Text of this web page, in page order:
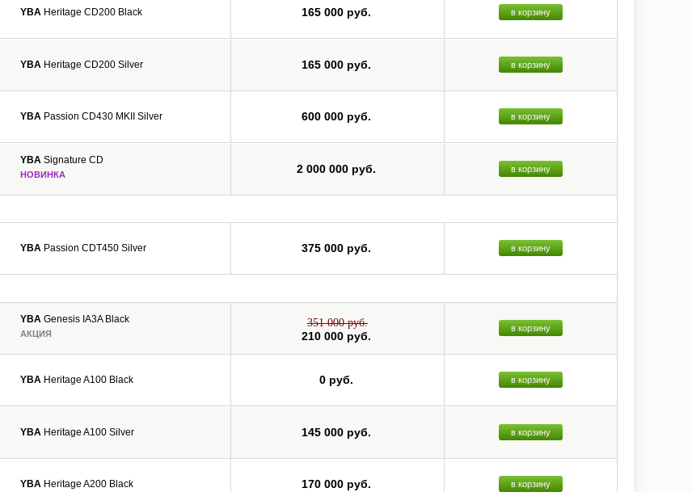
YBA Heritage CD200 Black 165 000 руб. в корзину
YBA Heritage CD200 Silver 165 000 руб. в корзину
YBA Passion CD430 MKII Silver 600 000 руб. в корзину
YBA Signature CD
НОВИНКА 2 000 000 руб. в корзину
YBA Passion CDT450 Silver 375 000 руб. в корзину
YBA Genesis IA3A Black
АКЦИЯ
351 000 руб.
210 000 руб.
в корзину
YBA Heritage A100 Black 0 руб. в корзину
YBA Heritage A100 Silver 145 000 руб. в корзину
YBA Heritage A200 Black 170 000 руб. в корзину